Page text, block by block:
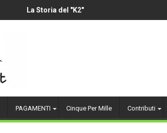
La Storia del "K2"
PAGAMENTI Cinque Per Mille Contributi